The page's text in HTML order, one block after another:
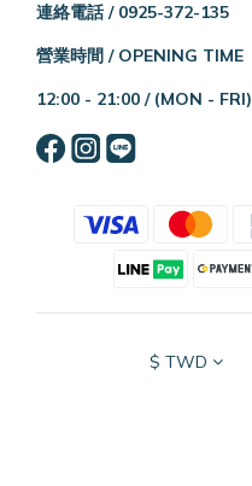
連絡電話 / 0925-372-135
營業時間 / OPENING TIME
12:00 - 21:00 / (MON - FRI)
$ TWD